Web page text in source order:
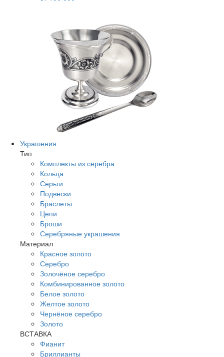
Украшения
Тип
Комплекты из серебра
Кольца
Серьги
Подвески
Браслеты
Цепи
Броши
Серебряные украшения
Материал
Красное золото
Серебро
Золочёное серебро
Комбинированное золото
Белое золото
Желтое золото
Чернёное серебро
Золото
ВСТАВКА
Фианит
Бриллианты